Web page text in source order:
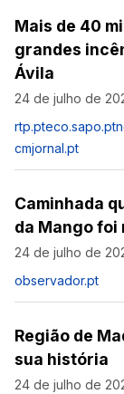
Mais de 40
grandes
Ávila
24 de julho de
rtp.pteco.sapo.pt
cmjornal.pt
Caminhada
da Mango
24 de julho de
observador.pt
Região de
sua história
24 de julho de